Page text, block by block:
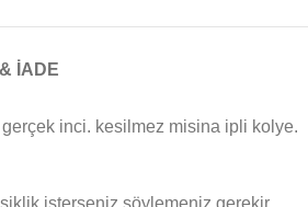
İADE
gerçek inci. kesilmez misina ipli kolye.
isterseniz söylemeniz gerekir